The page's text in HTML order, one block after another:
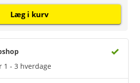
1 - 3 hverdage
Læg i kurv